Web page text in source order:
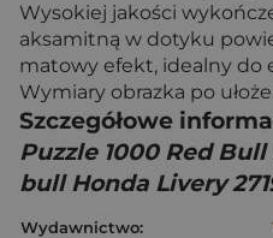
Wysokiej jakości
aksamitną w dotyku
matowy efekt, idealny do
Wymiary obrazka po
Szczegółowe
Puzzle 1000 Red
bull Honda Livery
Wydawnictwo: